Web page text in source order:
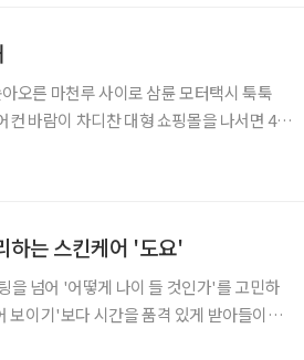
오른 마천루 사이로 삼륜 모터택시 툭툭
바람이 차디찬 대형 쇼핑몰을 나서면 400
하는 스킨케어 '도요'
을 넘어 '어떻게 나이 들 것인가'를 고민하
보이기'보다 시간을 품격 있게 받아들이는